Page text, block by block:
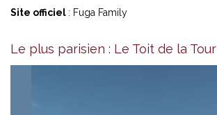
Site officiel : Fuga Family
Le plus parisien : Le Toit de la Tour